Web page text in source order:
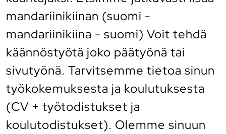
mandariinikiinan (suomi -
mandariinikiina - suomi) Voit tehdä
käännöstyötä joko päätyönä tai
sivutyönä. Tarvitsemme tietoa sinun
työkokemuksesta ja koulutuksesta
(CV + työtodistukset ja
koulutodistukset). Olemme sinuun